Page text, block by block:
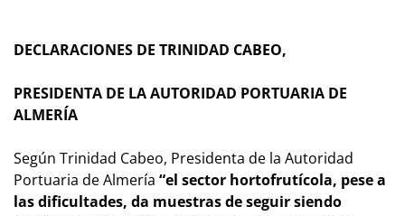
DECLARACIONES DE TRINIDAD CABEO,
PRESIDENTA DE LA AUTORIDAD PORTUARIA DE
ALMERÍA
Según Trinidad Cabeo, Presidenta de la Autoridad
Portuaria de Almería “el sector hortofrutícola, pese a
las dificultades, da muestras de seguir siendo